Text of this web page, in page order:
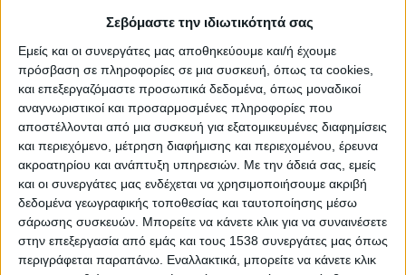
Σεβόμαστε την ιδιωτικότητά σας
Εμείς και οι συνεργάτες μας αποθηκεύουμε και/ή έχουμε
πρόσβαση σε πληροφορίες σε μια συσκευή, όπως τα cookies,
και επεξεργαζόμαστε προσωπικά δεδομένα, όπως μοναδικοί
αναγνωριστικοί και προσαρμοσμένες πληροφορίες που
αποστέλλονται από μια συσκευή για εξατομικευμένες διαφημίσεις
και περιεχόμενο, μέτρηση διαφήμισης και περιεχομένου, έρευνα
ακροατηρίου και ανάπτυξη υπηρεσιών. Με την άδειά σας, εμείς
και οι συνεργάτες μας ενδέχεται να χρησιμοποιήσουμε ακριβή
δεδομένα γεωγραφικής τοποθεσίας και ταυτοποίησης μέσω
σάρωσης συσκευών. Μπορείτε να κάνετε κλικ για να συναινέσετε
στην επεξεργασία από εμάς και τους 1538 συνεργάτες μας όπως
περιγράφεται παραπάνω. Εναλλακτικά, μπορείτε να κάνετε κλικ
social media
Η προβολή της αυτοεικόνας και της αυτοεκτίμησής μας
μέσω του διαδικτύου
Μαρία Κιουρτσόγλου: «Μου αρέσουν και η Μοντεσσόρι
και η κινόα. Απλά όχι συνέχεια. Χρειάζεται κάτι
διαφορετικό για να επέρχεται η ισορροπία»